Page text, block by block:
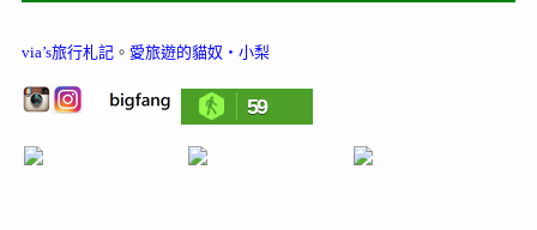
via’s旅行札記。 愛旅遊的貓奴‧小梨
59